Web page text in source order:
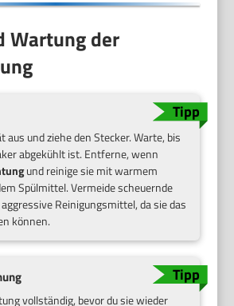
Wartung der
aus und ziehe den Stecker. Warte, bis
abgekühlt ist. Entferne, wenn
und reinige sie mit warmem
Spülmittel. Vermeide scheuernde
Reinigungsmittel, da sie das
können.
vollständig, bevor du sie wieder